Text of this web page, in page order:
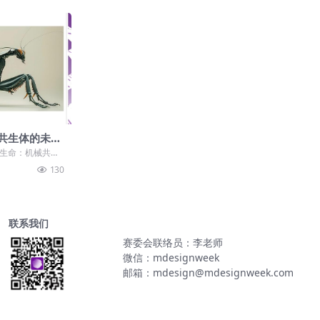
生体的未来
：机械共生
130
联系我们
赛委会联络员：李老师
微信：mdesignweek
邮箱：mdesign@mdesignweek.com